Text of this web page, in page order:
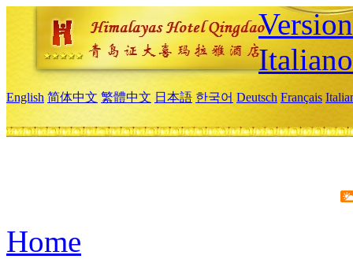
Italiano
English 简体中文 繁體中文 日本語 한국어 Deutsch Français
Home